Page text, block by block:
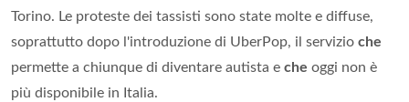
Torino. Le proteste dei tassisti sono state molte e diffuse,
soprattutto dopo l'introduzione di UberPop, il servizio che
permette a chiunque di diventare autista e che oggi non è
più disponibile in Italia.